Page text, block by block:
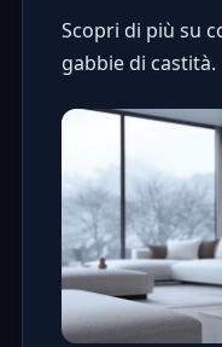
Scopri di più su
gabbie di castità.